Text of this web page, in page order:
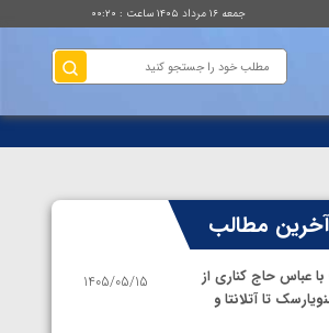
جمعه ۱۶ مرداد ۱۴۰۵ ساعت : ۰۰:۲۰
آخرین مطالب
عباس حاج کناری از
تا آتلانتا و
1405/05/15